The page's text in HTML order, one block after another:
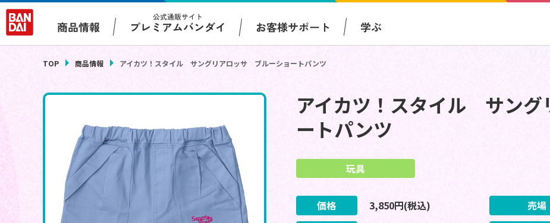
商品情報
公式通販サイト
プレミアムバンダイ お客様サポート 学ぶ
TOP 商品情報 アイカツ！スタイル サングリアロッサ ブルーショートパンツ
アイカツ！スタイル サン
ートパンツ
玩具
価格 3,850円(税込) 売場